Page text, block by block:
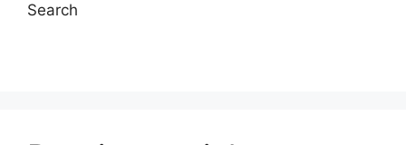
Search